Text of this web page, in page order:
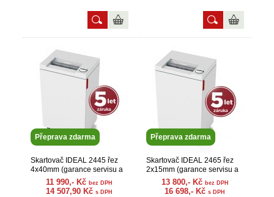
Přeprava zdarma
Skartovač IDEAL 2445 řez
4x40mm (garance servisu a
náhr. dílů)
11 990,- Kč bez DPH
14 507,90 Kč s DPH
Přeprava zdarma
Skartovač IDEAL 2465 řez
2x15mm (garance servisu a
náhr. dílů)
13 800,- Kč bez DPH
16 698,- Kč s DPH